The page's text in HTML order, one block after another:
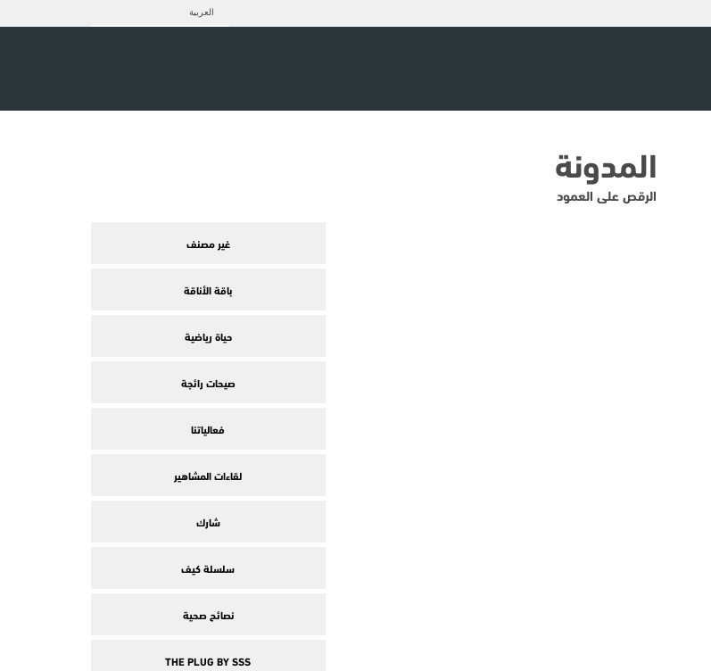
العربية
المدونة
الرقص على العمود
غير مصنف
باقة الأناقة
حياة رياضية
صيحات رائجة
فعالياتنا
لقاءات المشاهير
شارك
سلسلة كيف
نصائح صحية
THE PLUG BY SSS